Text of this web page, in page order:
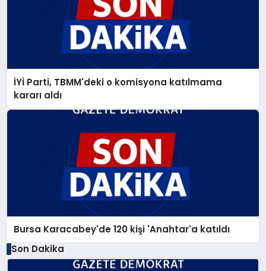
İYİ Parti, TBMM'deki o komisyona katılmama
kararı aldı
Bursa Karacabey'de 120 kişi 'Anahtar'a katıldı
Son Dakika